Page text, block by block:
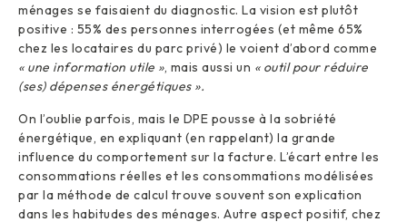
ménages se faisaient du diagnostic. La vision est plutôt
positive : 55% des personnes interrogées (et même 65%
chez les locataires du parc privé) le voient d’abord comme
« une information utile », mais aussi un « outil pour réduire
(ses) dépenses énergétiques ».
On l’oublie parfois, mais le DPE pousse à la sobriété
énergétique, en expliquant (en rappelant) la grande
influence du comportement sur la facture. L’écart entre les
consommations réelles et les consommations modélisées
par la méthode de calcul trouve souvent son explication
dans les habitudes des ménages. Autre aspect positif, chez